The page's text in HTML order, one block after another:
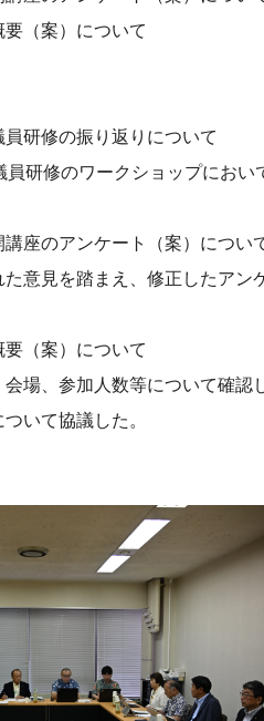
（案）について
研修の振り返りについて
修のワークショップにおいて
のアンケート（案）につい
見を踏まえ、修正したアンケ
（案）について
、参加人数等について確認し
て協議した。